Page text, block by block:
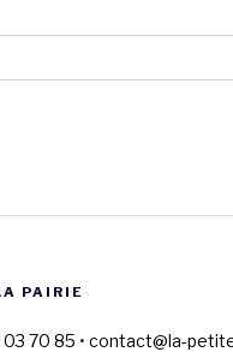
PAIRIE
03 70 85 • contact@la-